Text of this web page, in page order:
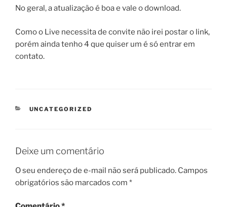
No geral, a atualização é boa e vale o download.
Como o Live necessita de convite não irei postar o link,
porém ainda tenho 4 que quiser um é só entrar em
contato.
CATEGORIAS
UNCATEGORIZED
Deixe um comentário
O seu endereço de e-mail não será publicado. Campos
obrigatórios são marcados com *